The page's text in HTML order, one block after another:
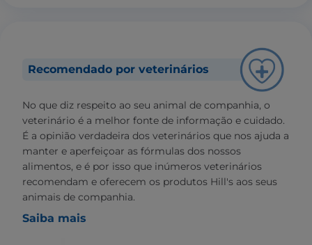
Recomendado por veterinários
No que diz respeito ao seu animal de companhia, o
veterinário é a melhor fonte de informação e cuidado.
É a opinião verdadeira dos veterinários que nos ajuda a
manter e aperfeiçoar as fórmulas dos nossos
alimentos, e é por isso que inúmeros veterinários
recomendam e oferecem os produtos Hill's aos seus
animais de companhia.
Saiba mais